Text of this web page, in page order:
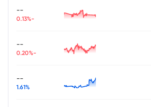
--
-0.13%
--
-0.20%
--
1.61%